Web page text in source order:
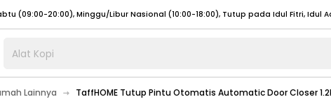
- Jumat (07:00 - 20:00), Sabtu - Minggu (08:00 - 20:00), Tutup pada Idul Fitri
(08:00 - 20:00), Sabtu - Minggu/ Libur Nasional (08:00 - 17:00) Selengkapnya
Alat Kopi
Lainnya TaffHOME Tutup Pintu Otomatis Automatic Door Closer